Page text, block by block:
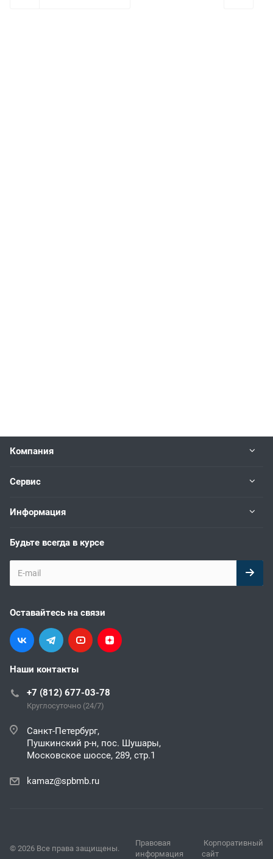
Компания
Сервис
Информация
Будьте всегда в курсе
Оставайтесь на связи
Наши контакты
+7 (812) 677-03-78
Круглосуточно (24/7)
Санкт-Петербург,
Пушкинский р-н, пос. Шушары,
Московское шоссе, 289, стр.1
kamaz@spbmb.ru
© 2026 Все права защищены.
Правовая
информация
Корпоративный
сайт